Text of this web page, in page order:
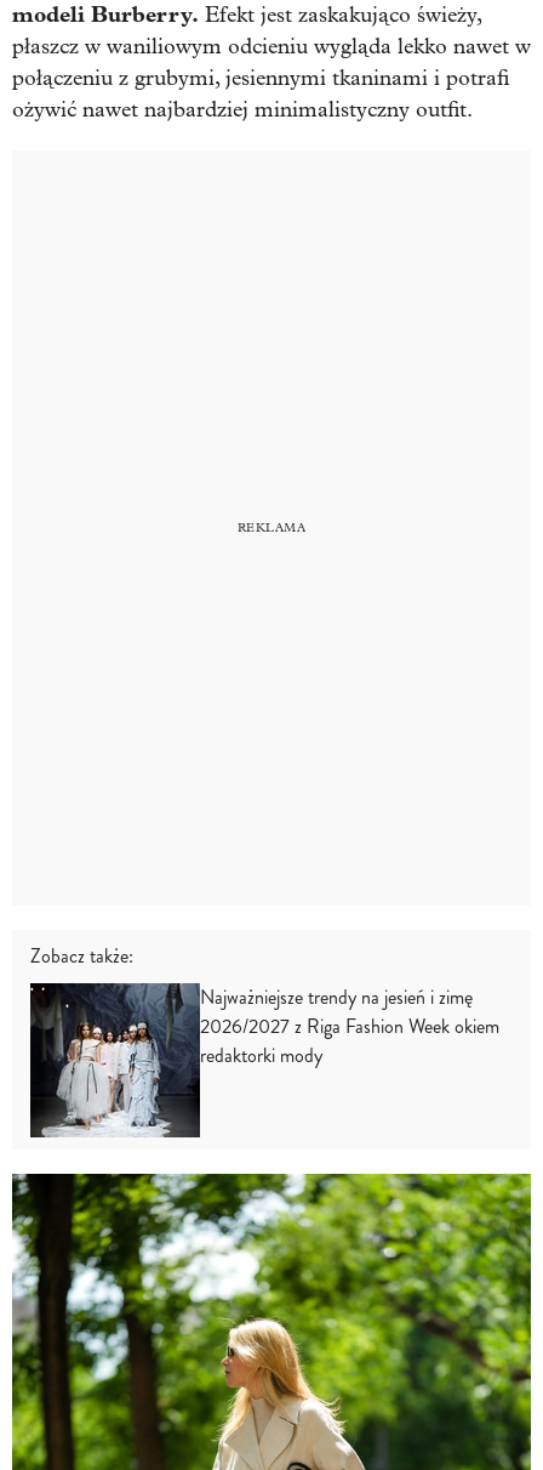
modeli Burberry. Efekt jest zaskakująco świeży,
płaszcz w waniliowym odcieniu wygląda lekko nawet w
połączeniu z grubymi, jesiennymi tkaninami i potrafi
ożywić nawet najbardziej minimalistyczny outfit.
Zobacz także:
Najważniejsze trendy na jesień i zimę
2026/2027 z Riga Fashion Week okiem
redaktorki mody